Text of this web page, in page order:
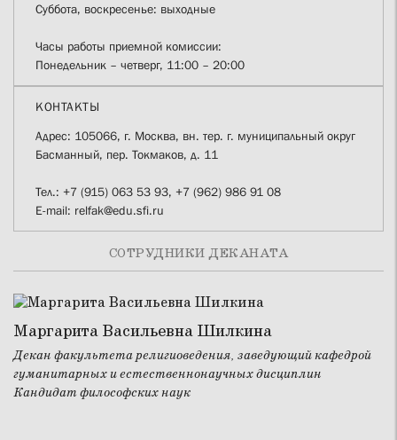
Суббота, воскресенье: выходные
Часы работы приемной комиссии:
Понедельник – четверг, 11:00 – 20:00
КОНТАКТЫ
Адрес: 105066, г. Москва, вн. тер. г. муниципальный округ
Басманный, пер. Токмаков, д. 11
Тел.: +7 (915) 063 53 93, +7 (962) 986 91 08
E-mail: relfak@edu.sfi.ru
СОТРУДНИКИ ДЕКАНАТА
Маргарита Васильевна Шилкина
Декан факультета религиоведения, заведующий кафедрой
гуманитарных и естественнонаучных дисциплин
Кандидат философских наук